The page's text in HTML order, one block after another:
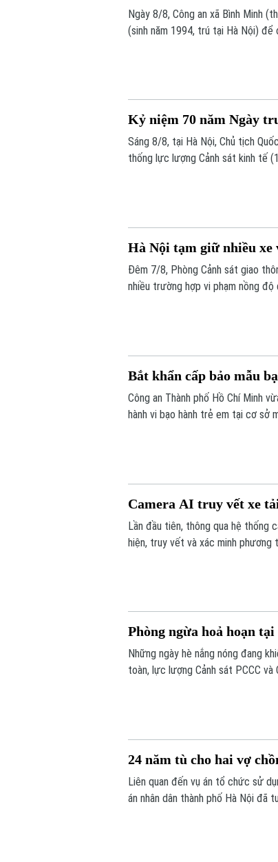
Ngày 8/8, Công an xã Bình Minh
(sinh năm 1994, trú tại Hà Nội)
Kỷ niệm 70 năm Ngày
Sáng 8/8, tại Hà Nội, Chủ tịch
thống lực lượng Cảnh sát kinh tế
Hà Nội tạm giữ nhiều xe
Đêm 7/8, Phòng Cảnh sát giao
nhiều trường hợp vi phạm nồng
Bắt khẩn cấp bảo mẫu
Công an Thành phố Hồ Chí Minh
hành vi bạo hành trẻ em tại cơ sở
Camera AI truy vết xe
Lần đầu tiên, thông qua hệ thống
hiện, truy vết và xác minh
Phòng ngừa hoả hoạn
Những ngày hè nắng nóng đang
toàn, lực lượng Cảnh sát PCCC
24 năm tù cho hai vợ
Liên quan đến vụ án tổ chức sử
án nhân dân thành phố Hà Nội đã